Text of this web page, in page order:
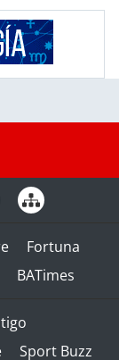
Fortuna
BATimes
Sport Buzz